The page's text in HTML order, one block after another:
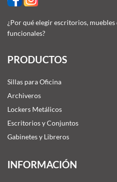
¿Por qué elegir escritorios,
funcionales?
PRODUCTOS
Sillas para Oficina
Archiveros
Lockers Metálicos
Escritorios y Conjuntos
Gabinetes y Libreros
INFORMACIÓN